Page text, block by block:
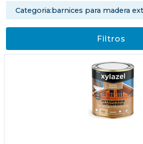
categoria:barnices para madera
Filtros